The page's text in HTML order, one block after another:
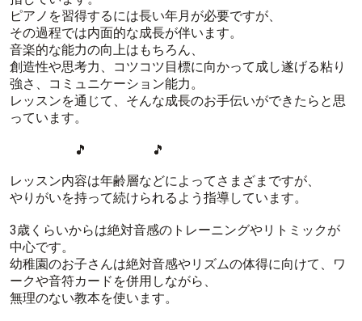
ピアノを習得するには長い年月が必要ですが、
その過程では内面的な成長が伴います。
音楽的な能力の向上はもちろん、
創造性や思考力、コツコツ目標に向かって成し遂げる粘り
強さ、コミュニケーション能力。
レッスンを通じて、そんな成長のお手伝いができたらと思
っています。
🎵 🎵
レッスン内容は年齢層などによってさまざまですが、
やりがいを持って続けられるよう指導しています。
3歳くらいからは絶対音感のトレーニングやリトミックが
中心です。
幼稚園のお子さんは絶対音感やリズムの体得に向けて、ワ
ークや音符カードを併用しながら、
無理のない教本を使います。